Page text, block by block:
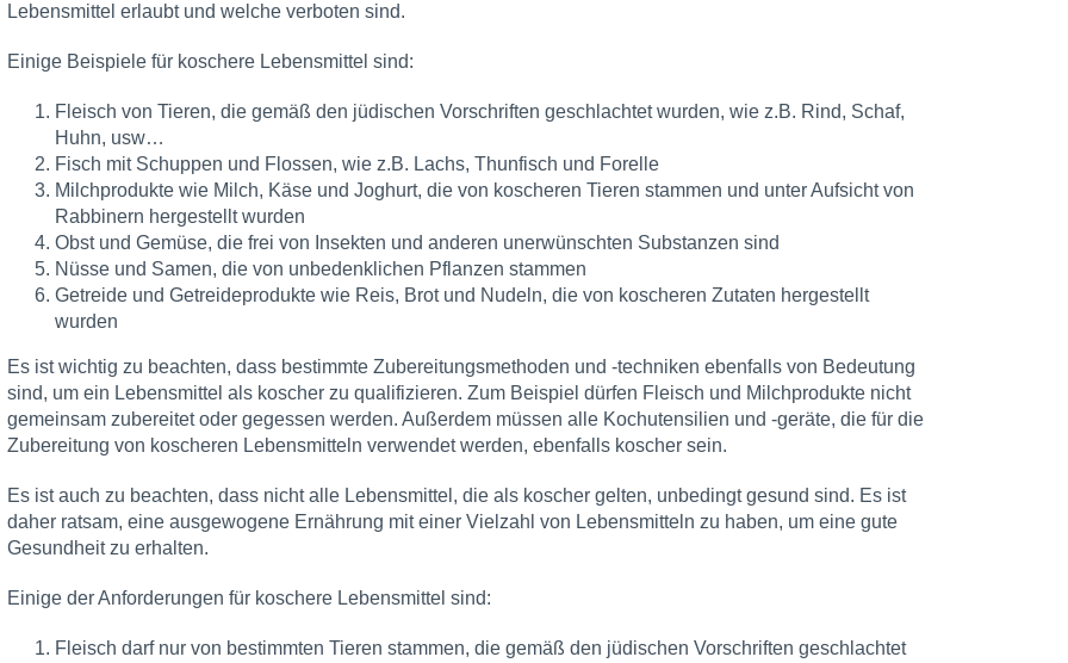
Lebensmittel erlaubt und welche verboten sind.
Einige Beispiele für koschere Lebensmittel sind:
Fleisch von Tieren, die gemäß den jüdischen Vorschriften geschlachtet wurden, wie z.B. Rind, Schaf,
Huhn, usw…
Fisch mit Schuppen und Flossen, wie z.B. Lachs, Thunfisch und Forelle
Milchprodukte wie Milch, Käse und Joghurt, die von koscheren Tieren stammen und unter Aufsicht von
Rabbinern hergestellt wurden
Obst und Gemüse, die frei von Insekten und anderen unerwünschten Substanzen sind
Nüsse und Samen, die von unbedenklichen Pflanzen stammen
Getreide und Getreideprodukte wie Reis, Brot und Nudeln, die von koscheren Zutaten hergestellt
wurden
Es ist wichtig zu beachten, dass bestimmte Zubereitungsmethoden und -techniken ebenfalls von Bedeutung
sind, um ein Lebensmittel als koscher zu qualifizieren. Zum Beispiel dürfen Fleisch und Milchprodukte nicht
gemeinsam zubereitet oder gegessen werden. Außerdem müssen alle Kochutensilien und -geräte, die für die
Zubereitung von koscheren Lebensmitteln verwendet werden, ebenfalls koscher sein.
Es ist auch zu beachten, dass nicht alle Lebensmittel, die als koscher gelten, unbedingt gesund sind. Es ist
daher ratsam, eine ausgewogene Ernährung mit einer Vielzahl von Lebensmitteln zu haben, um eine gute
Gesundheit zu erhalten.
Einige der Anforderungen für koschere Lebensmittel sind:
Fleisch darf nur von bestimmten Tieren stammen, die gemäß den jüdischen Vorschriften geschlachtet